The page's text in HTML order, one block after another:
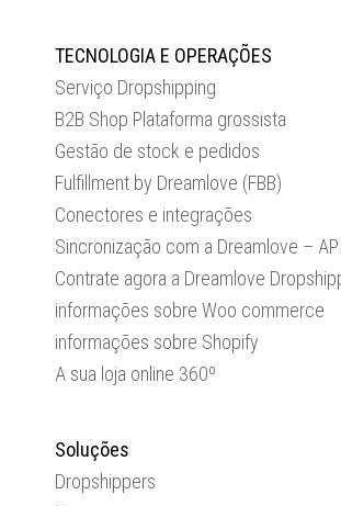
TECNOLOGIA E OPERAÇÕES
Serviço Dropshipping
B2B Shop Plataforma grossista
Gestão de stock e pedidos
Fulfillment by Dreamlove (FBB)
Conectores e integrações
Sincronização com a Dreamlove – API
Contrate agora a Dreamlove
informações sobre Woo commerce
informações sobre Shopify
A sua loja online 360º
Soluções
Dropshippers